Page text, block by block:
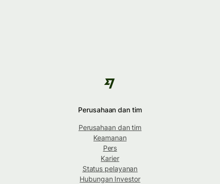
Perusahaan dan tim
Perusahaan dan tim
Keamanan
Pers
Karier
Status pelayanan
Hubungan Investor